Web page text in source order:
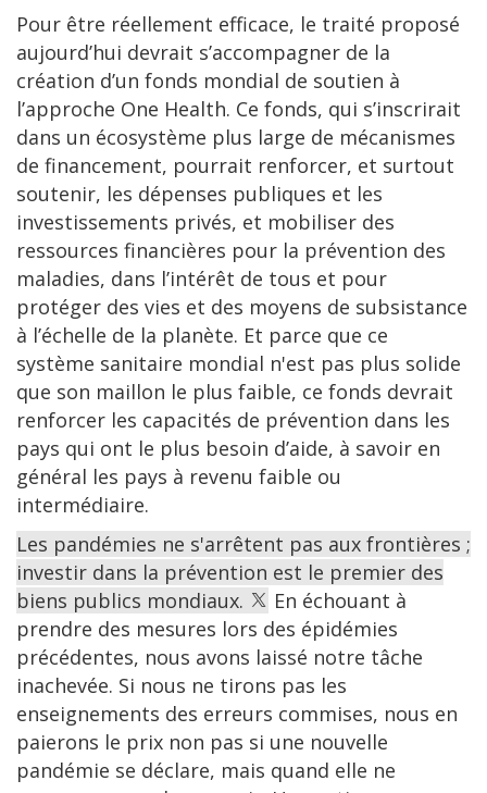
Pour être réellement efficace, le traité proposé
aujourd’hui devrait s’accompagner de la
création d’un fonds mondial de soutien à
l’approche One Health. Ce fonds, qui s’inscrirait
dans un écosystème plus large de mécanismes
de financement, pourrait renforcer, et surtout
soutenir, les dépenses publiques et les
investissements privés, et mobiliser des
ressources financières pour la prévention des
maladies, dans l’intérêt de tous et pour
protéger des vies et des moyens de subsistance
à l’échelle de la planète. Et parce que ce
système sanitaire mondial n'est pas plus solide
que son maillon le plus faible, ce fonds devrait
renforcer les capacités de prévention dans les
pays qui ont le plus besoin d’aide, à savoir en
général les pays à revenu faible ou
intermédiaire.
Les pandémies ne s'arrêtent pas aux frontières ;
investir dans la prévention est le premier des
biens publics mondiaux.
En échouant à
prendre des mesures lors des épidémies
précédentes, nous avons laissé notre tâche
inachevée. Si nous ne tirons pas les
enseignements des erreurs commises, nous en
paierons le prix non pas si une nouvelle
pandémie se déclare, mais quand elle ne